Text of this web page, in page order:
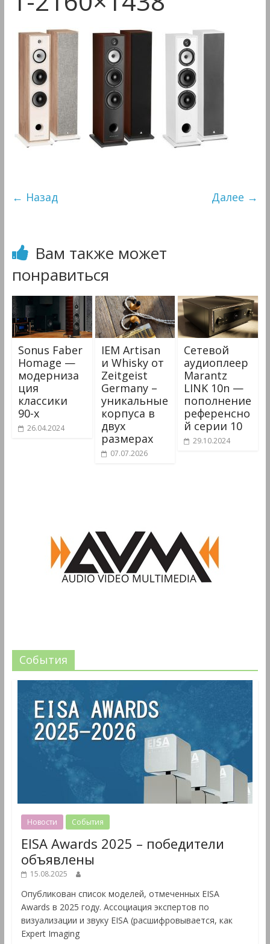
← Назад Далее →
Вам также может
понравиться
Sonus Faber
Homage —
модерниза
ция
классики
90-х
26.04.2024
IEM Artisan
и Whisky от
Zeitgeist
Germany –
уникальные
корпуса в
двух
размерах
07.07.2026
Сетевой
аудиоплеер
Marantz
LINK 10n —
пополнение
референсно
й серии 10
29.10.2024
События
Новости События
EISA Awards 2025 – победители
объявлены
15.08.2025
Опубликован список моделей, отмеченных EISA
Awards в 2025 году. Ассоциация экспертов по
визуализации и звуку EISA (расшифровывается, как
Expert Imaging